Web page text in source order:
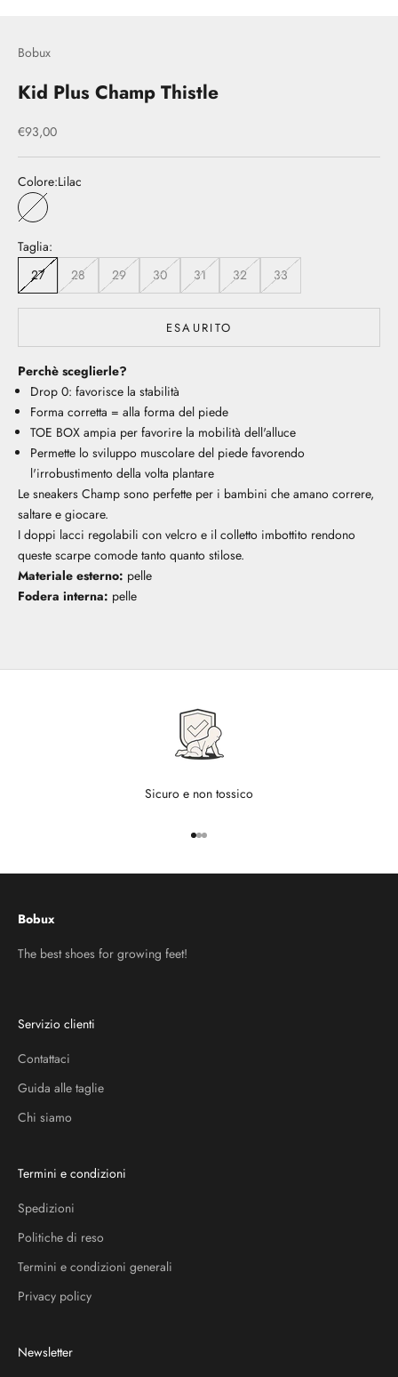
Bobux
Kid Plus Champ Thistle
Prezzo scontato
€93,00
Colore:Lilac
Lilac
Taglia:
27
28 29 30 31 32 33
ESAURITO
Perchè sceglierle?
Drop 0: favorisce la stabilità
Forma corretta = alla forma del piede
TOE BOX ampia per favorire la mobilità dell'alluce
Permette lo sviluppo muscolare del piede favorendo
l'irrobustimento della volta plantare
Le sneakers Champ sono perfette per i bambini che amano correre,
saltare e giocare.
I doppi lacci regolabili con velcro e il colletto imbottito rendono
queste scarpe comode tanto quanto stilose.
Materiale esterno: pelle
Fodera interna: pelle
Sicuro e non tossico
Vai all'articolo 1
Vai all'articolo 2
Vai all'articolo 3
Bobux
The best shoes for growing feet!
Servizio clienti
Contattaci
Guida alle taglie
Chi siamo
Termini e condizioni
Spedizioni
Politiche di reso
Termini e condizioni generali
Privacy policy
Newsletter